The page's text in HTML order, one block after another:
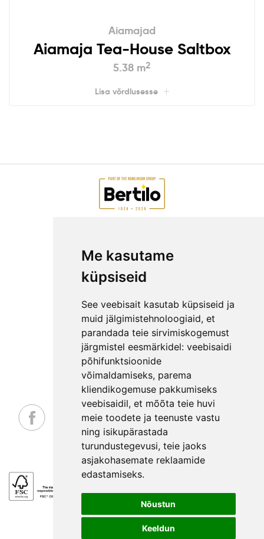
Me kasutame
küpsiseid
See veebisait kasutab küpsiseid ja
muid jälgimistehnoloogiaid, et
parandada teie sirvimiskogemust
järgmistel eesmärkidel: veebisaidi
põhifunktsioonide
võimaldamiseks, parema
kliendikogemuse pakkumiseks
veebisaidil, et mõõta teie huvi
meie toodete ja teenuste vastu
ning isikupärastada
turundustegevusi, teie jaoks
asjakohasemate reklaamide
edastamiseks.
Nõustun
Keeldun
Aiamajad
Aiamaja Tea-House Saltbox
5.38 m2
Lisa võrdlusesse
ETTEVÕTTEST
KKK
KONTAKT
MEESKOND
GARANTIITINGIMUSED
PRIVAATSUSPOLIITIKA
NÕUANDED
LEPINGUST TAGANEMISE AVALDUS
_